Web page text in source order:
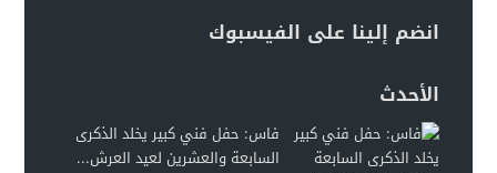
انضم إلينا على الفيسبوك
الأحدث
فاس: حفل فني كبير يخلد الذكرى
السابعة والعشرين لعيد العرش...